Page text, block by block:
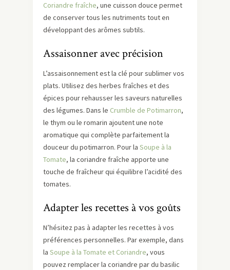
Coriandre fraîche, une cuisson douce permet
de conserver tous les nutriments tout en
développant des arômes subtils.
Assaisonner avec précision
L’assaisonnement est la clé pour sublimer vos
plats. Utilisez des herbes fraîches et des
épices pour rehausser les saveurs naturelles
des légumes. Dans le Crumble de Potimarron,
le thym ou le romarin ajoutent une note
aromatique qui complète parfaitement la
douceur du potimarron. Pour la Soupe à la
Tomate, la coriandre fraîche apporte une
touche de fraîcheur qui équilibre l’acidité des
tomates.
Adapter les recettes à vos goûts
N’hésitez pas à adapter les recettes à vos
préférences personnelles. Par exemple, dans
la Soupe à la Tomate et Coriandre, vous
pouvez remplacer la coriandre par du basilic